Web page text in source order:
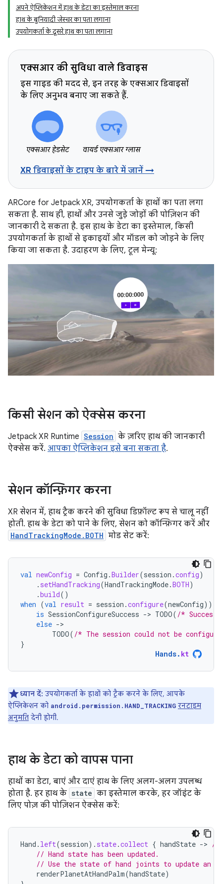
अपने ऐप्लिकेशन में हाथ के डेटा का इस्तेमाल करना
हाथ के बुनियादी जेस्चर का पता लगाना
उपयोगकर्ता के दूसरे हाथ का पता लगाना
एक्सआर की सुविधा वाले डिवाइस
इस गाइड की मदद से, इन तरह के एक्सआर डिवाइसों
के लिए अनुभव बनाए जा सकते हैं.
एक्सआर हेडसेट वायर्ड एक्सआर ग्लास
XR डिवाइसों के टाइप के बारे में जानें →
ARCore for Jetpack XR, उपयोगकर्ता के हाथों का पता लगा
सकता है. साथ ही, हाथों और उनसे जुड़े जोड़ों की पोज़िशन की
जानकारी दे सकता है. इस हाथ के डेटा का इस्तेमाल, किसी
उपयोगकर्ता के हाथों से इकाइयों और मॉडल को जोड़ने के लिए
किया जा सकता है. उदाहरण के लिए, टूल मेन्यू:
किसी सेशन को ऐक्सेस करना
Jetpack XR Runtime Session के ज़रिए हाथ की जानकारी
ऐक्सेस करें. आपका ऐप्लिकेशन इसे बना सकता है.
सेशन कॉन्फ़िगर करना
XR सेशन में, हाथ ट्रैक करने की सुविधा डिफ़ॉल्ट रूप से चालू नहीं
होती. हाथ के डेटा को पाने के लिए, सेशन को कॉन्फ़िगर करें और
HandTrackingMode.BOTH मोड सेट करें:
val newConfig = Config .Builder(session .config)
. setHandTracking(HandTrackingMode.BOTH)
.build()
when (val result = session .configure(newConfig))
is SessionConfigureSuccess -> TODO( /*
else -
TODO( /* The session could not be
}
Hands. kt
ध्यान दें: उपयोगकर्ता के हाथों को ट्रैक करने के लिए, आपके
ऐप्लिकेशन को android.permission.HAND_TRACKING रनटाइम
अनुमति देनी होगी.
हाथ के डेटा को वापस पाना
हाथों का डेटा, बाएं और दाएं हाथ के लिए अलग-अलग उपलब्ध
होता है. हर हाथ के state का इस्तेमाल करके, हर जॉइंट के
लिए पोज़ की पोज़िशन ऐक्सेस करें:
Hand . left(session). state.collect { handState -> //
// Hand state has been updated.
// Use the state of hand joints to update an
renderPlanetAtHandPalm(handState)